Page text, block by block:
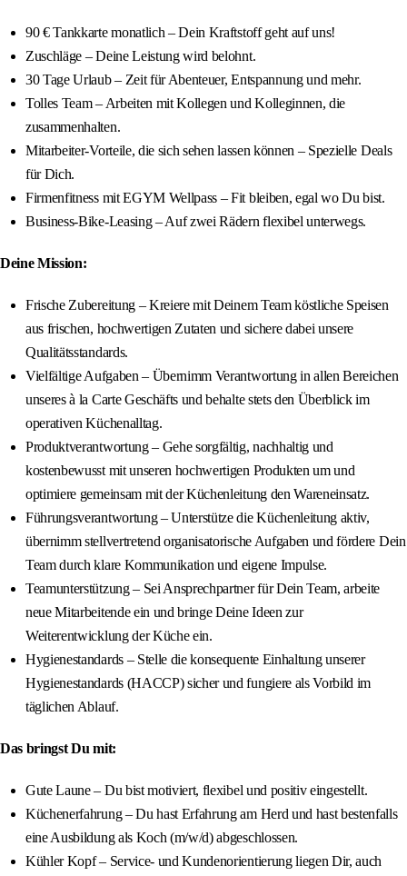
90 € Tankkarte monatlich – Dein Kraftstoff geht auf uns!
Zuschläge – Deine Leistung wird belohnt.
30 Tage Urlaub – Zeit für Abenteuer, Entspannung und mehr.
Tolles Team – Arbeiten mit Kollegen und Kolleginnen, die
zusammenhalten.
Mitarbeiter-Vorteile, die sich sehen lassen können – Spezielle Deals
für Dich.
Firmenfitness mit EGYM Wellpass – Fit bleiben, egal wo Du bist.
Business-Bike-Leasing – Auf zwei Rädern flexibel unterwegs.
Deine Mission:
Frische Zubereitung – Kreiere mit Deinem Team köstliche Speisen
aus frischen, hochwertigen Zutaten und sichere dabei unsere
Qualitätsstandards.
Vielfältige Aufgaben – Übernimm Verantwortung in allen Bereichen
unseres à la Carte Geschäfts und behalte stets den Überblick im
operativen Küchenalltag.
Produktverantwortung – Gehe sorgfältig, nachhaltig und
kostenbewusst mit unseren hochwertigen Produkten um und
optimiere gemeinsam mit der Küchenleitung den Wareneinsatz.
Führungsverantwortung – Unterstütze die Küchenleitung aktiv,
übernimm stellvertretend organisatorische Aufgaben und fördere Dein
Team durch klare Kommunikation und eigene Impulse.
Teamunterstützung – Sei Ansprechpartner für Dein Team, arbeite
neue Mitarbeitende ein und bringe Deine Ideen zur
Weiterentwicklung der Küche ein.
Hygienestandards – Stelle die konsequente Einhaltung unserer
Hygienestandards (HACCP) sicher und fungiere als Vorbild im
täglichen Ablauf.
Das bringst Du mit:
Gute Laune – Du bist motiviert, flexibel und positiv eingestellt.
Küchenerfahrung – Du hast Erfahrung am Herd und hast bestenfalls
eine Ausbildung als Koch (m/w/d) abgeschlossen.
Kühler Kopf – Service- und Kundenorientierung liegen Dir, auch